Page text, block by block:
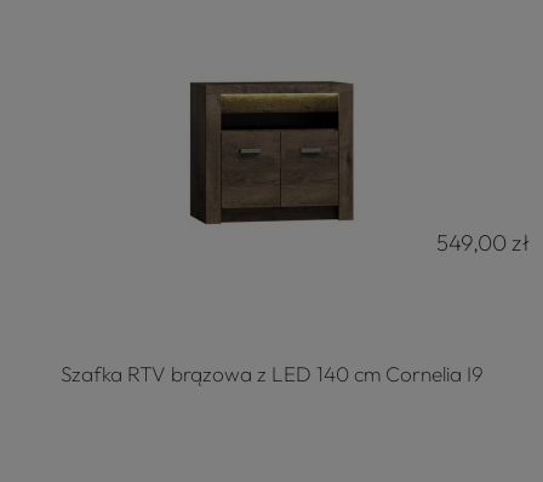
549,00 zł
Szafka RTV brązowa z LED 140 cm Cornelia I9